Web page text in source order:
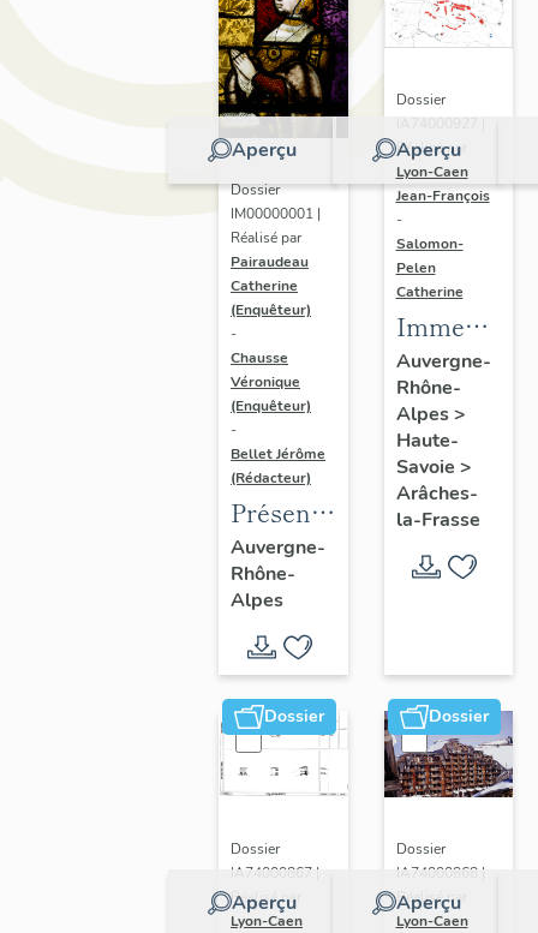
Aperçu
Dossier
IM00000001 |
Réalisé par
Pairaudeau
Catherine
(Enquêteur)
-
Chausse
Véronique
(Enquêteur)
-
Bellet Jérôme
(Rédacteur)
Présentation
de
l'opération
d'inventaire
du vitrail
ancien
de
Rhône-
Alpes
vitrearum)
Auvergne-
Rhône-
Alpes
Aperçu
Dossier
Réalisé par
Lyon-Caen
Jean-François
-
Salomon-
Pelen
Catherine
Immeubles,
hôtels de
voyageurs
Auvergne-
Rhône-
Alpes>
Haute-
Savoie >
Arâches-
la-Frasse
Dossier
Aperçu
Dossier
IA74000867 |
Réalisé par
Lyon-Caen
Dossier
Aperçu
Dossier
IA74000868 |
Réalisé par
Lyon-Caen